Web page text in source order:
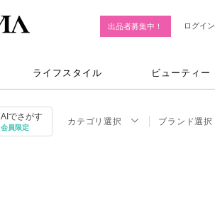
出品者募集中！ ログイン
ライフスタイル ビューティー
AIでさがす
会員限定
カテゴリ選択 ブランド選択